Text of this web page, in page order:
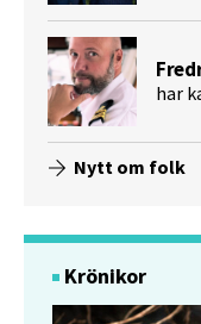
har
Nytt om folk
Krönikor